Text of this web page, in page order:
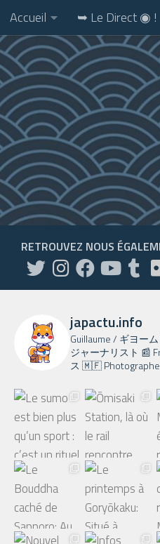
Skip to content
Accueil ➥ Le Direct ◉ !
RETROUVEZ NOUS
japactu.info
Guillaume / ギヨー
ジャーナリスト 📰
ス 🇲🇫